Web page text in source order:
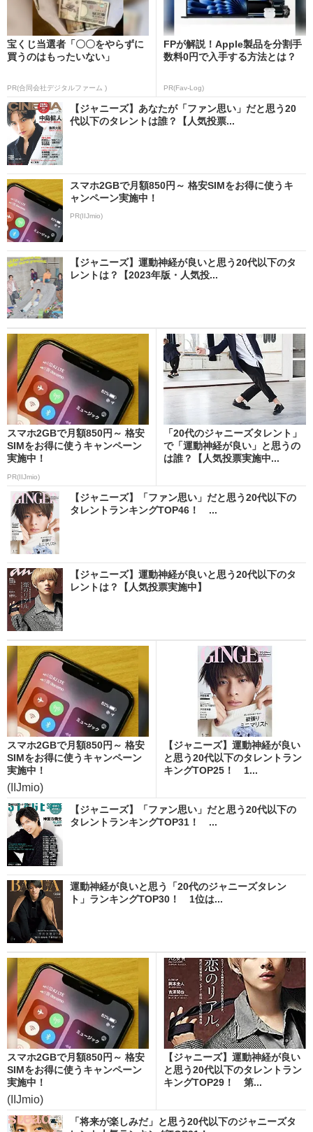
宝くじ当選者「〇〇をやらずに
買うのはもったいない」
PR(合同会社デジタルファーム )
FPが解説！Apple製品を分割手
数料0円で入手する方法とは？
PR(Fav-Log)
【ジャニーズ】あなたが「ファン思い」だと思う20
代以下のタレントは誰？【人気投票...
スマホ2GBで月額850円～ 格安SIMをお得に使うキ
ャンペーン実施中！
PR(IIJmio)
【ジャニーズ】運動神経が良いと思う20代以下のタ
レントは？【2023年版・人気投...
スマホ2GBで月額850円～ 格安
SIMをお得に使うキャンペーン
実施中！
PR(IIJmio)
「20代のジャニーズタレント」
で「運動神経が良い」と思うの
は誰？【人気投票実施中...
【ジャニーズ】「ファン思い」だと思う20代以下の
タレントランキングTOP46！ ...
【ジャニーズ】運動神経が良いと思う20代以下のタ
レントは？【人気投票実施中】
スマホ2GBで月額850円～ 格安
SIMをお得に使うキャンペーン
実施中！
(IIJmio)
【ジャニーズ】運動神経が良い
と思う20代以下のタレントラン
キングTOP25！ 1...
【ジャニーズ】「ファン思い」だと思う20代以下の
タレントランキングTOP31！ ...
運動神経が良いと思う「20代のジャニーズタレン
ト」ランキングTOP30！ 1位は...
スマホ2GBで月額850円～ 格安
SIMをお得に使うキャンペーン
実施中！
(IIJmio)
【ジャニーズ】運動神経が良い
と思う20代以下のタレントラン
キングTOP29！ 第...
「将来が楽しみだ」と思う20代以下のジャニーズタ